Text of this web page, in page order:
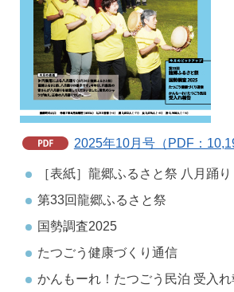
2025年10月号（PDF：
［表紙］龍郷ふるさと祭 八月踊り
第33回龍郷ふるさと祭
国勢調査2025
たつごう健康づくり通信
かんもーれ！たつごう民泊 受入